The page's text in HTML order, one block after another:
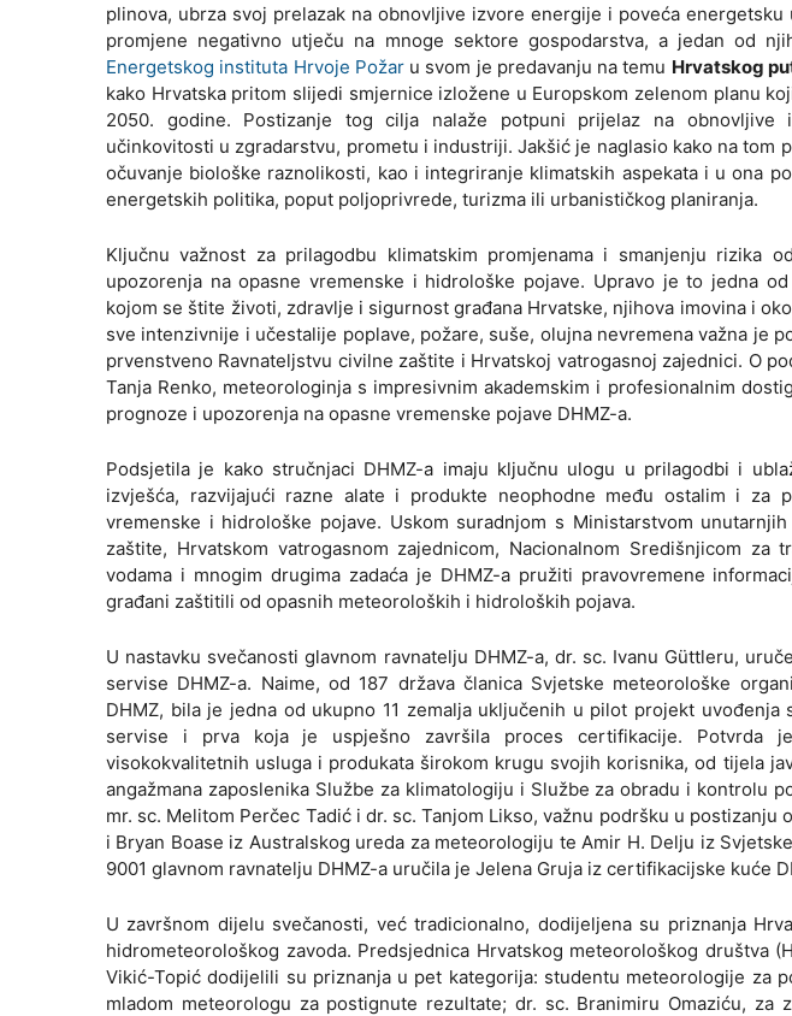
plinova, ubrza svoj prelazak na obnovljive izvore energije i poveća
promjene negativno utječu na mnoge sektore gospodarstva, a jedan od
Energetskog instituta Hrvoje Požaru svom je predavanju na temu Hrvatskog
kako Hrvatska pritom slijedi smjernice izložene u Europskom zelenom planu
2050. godine. Postizanje tog cilja nalaže potpuni prijelaz na obnovljive
učinkovitosti u zgradarstvu, prometu i industriji. Jakšić je naglasio kako na tom
očuvanje biološke raznolikosti, kao i integriranje klimatskih aspekata i u ona
energetskih politika, poput poljoprivrede, turizma ili urbanističkog planiranja.
Ključnu važnost za prilagodbu klimatskim promjenama i smanjenju rizika
upozorenja na opasne vremenske i hidrološke pojave. Upravo je to jedna
kojom se štite životi, zdravlje i sigurnost građana Hrvatske, njihova imovina i
sve intenzivnije i učestalije poplave, požare, suše, olujna nevremena važna je
prvenstveno Ravnateljstvu civilne zaštite i Hrvatskoj vatrogasnoj zajednici. O
Tanja Renko, meteorologinja s impresivnim akademskim i profesionalnim
prognoze i upozorenja na opasne vremenske pojave DHMZ-a.
Podsjetila je kako stručnjaci DHMZ-a imaju ključnu ulogu u prilagodbi i
izvješća, razvijajući razne alate i produkte neophodne među ostalim i za
vremenske i hidrološke pojave. Uskom suradnjom s Ministarstvom
zaštite, Hrvatskom vatrogasnom zajednicom, Nacionalnom Središnjicom za
vodama i mnogim drugima zadaća je DHMZ-a pružiti pravovremene
građani zaštitili od opasnih meteoroloških i hidroloških pojava.
U nastavku svečanosti glavnom ravnatelju DHMZ-a, dr. sc. Ivanu Güttleru,
servise DHMZ-a. Naime, od 187 država članica Svjetske meteorološke
DHMZ, bila je jedna od ukupno 11 zemalja uključenih u pilot projekt uvođenja
servise i prva koja je uspješno završila proces certifikacije. Potvrda
visokokvalitetnih usluga i produkata širokom krugu svojih korisnika, od tijela
angažmana zaposlenika Službe za klimatologiju i Službe za obradu i kontrolu
mr. sc. Melitom Perčec Tadić i dr. sc. Tanjom Likso, važnu podršku u
i Bryan Boase iz Australskog ureda za meteorologiju te Amir H. Delju iz
9001 glavnom ravnatelju DHMZ-a uručila je Jelena Gruja iz certifikacijske kuće
U završnom dijelu svečanosti, već tradicionalno, dodijeljena su priznanja
hidrometeorološkog zavoda. Predsjednica Hrvatskog meteorološkog društva
Vikić-Topić dodijelili su priznanja u pet kategorija: studentu meteorologije za
mladom meteorologu za postignute rezultate; dr. sc. Branimiru Omaziću, za